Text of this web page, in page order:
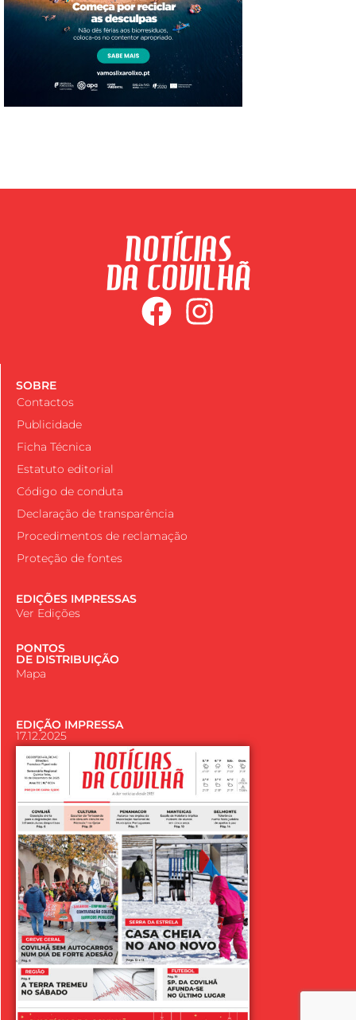
SOBRE
Contactos
Publicidade
Ficha Técnica
Estatuto editorial
Código de conduta
Declaração de transparência
Procedimentos de reclamação
Proteção de fontes
EDIÇÕES IMPRESSAS
Ver Edições
PONTOS
DE DISTRIBUIÇÃO
Mapa
EDIÇÃO IMPRESSA
17.12.2025